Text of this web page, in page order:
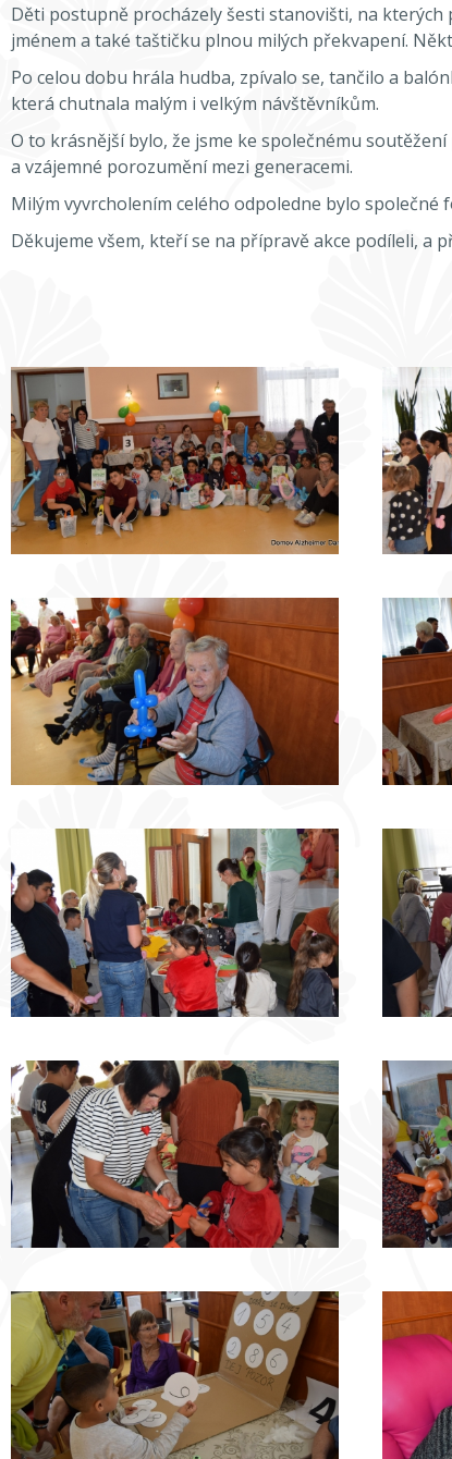
Děti postupně procházely šesti stanovišti, na
jménem a také taštičku plnou milých překvapení.
Po celou dobu hrála hudba, zpívalo se, tančilo a
která chutnala malým i velkým návštěvníkům.
O to krásnější bylo, že jsme ke společnému
a vzájemné porozumění mezi generacemi.
Milým vyvrcholením celého odpoledne bylo
Děkujeme všem, kteří se na přípravě akce podíleli, a